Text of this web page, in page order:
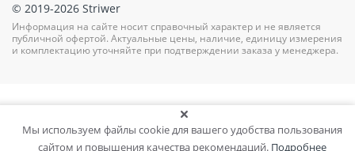
© 2019-2026 Striwer
Информация на сайте носит справочный характер и не является
публичной офертой. Актуальные цены, наличие, единицу измерения
и комплектацию уточняйте при подтверждении заказа у менеджера.
Мы используем файлы cookie для вашего удобства пользования
сайтом и повышения качества рекомендаций. Подробнее